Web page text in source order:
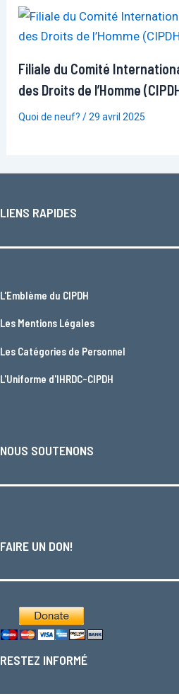
Filiale du Comité
des Droits de l’Homme
Quoi de neuf? /29 avril 2025
LIENS RAPIDES
L'Emblème du CIPDH
Les Mentions Légales
Les Catégories de Personnel
L'Uniforme d'IHRDC-CIPDH
NOUS SOUTENONS
FAIRE UN DON!
RESTEZ INFORMÉ